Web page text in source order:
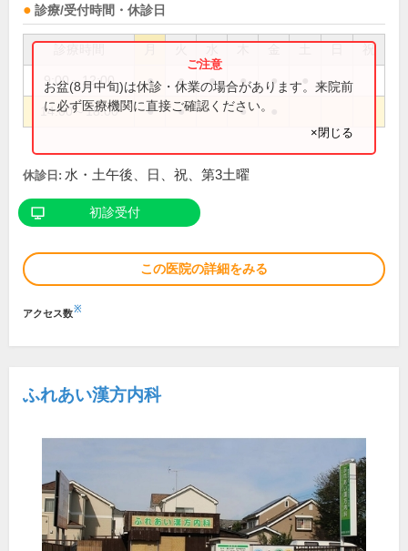
診療/受付時間・休診日
祝
9:00～12:00 ● ● ● ● ●
14:00～18:00 ● ● ●
お盆(8月中旬)は休診・休業の場合があります。来院前
に必ず医療機関に直接ご確認ください。
×閉じる
休診日: 水・土午後、日、祝、第3土曜
初診受付
この医院の詳細をみる
アクセス数※
ふれあい漢方内科